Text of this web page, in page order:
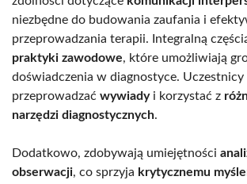
niezbędne do budowania zaufania i
przeprowadzania terapii. Integralną
praktyki zawodowe, które umożliwiają
doświadczenia w diagnostyce. Uczestnicy
przeprowadzać wywiadyi korzystać z
narzędzi diagnostycznych.
Dodatkowo, zdobywają umiejętności
obserwacji, co sprzyja krytycznemu